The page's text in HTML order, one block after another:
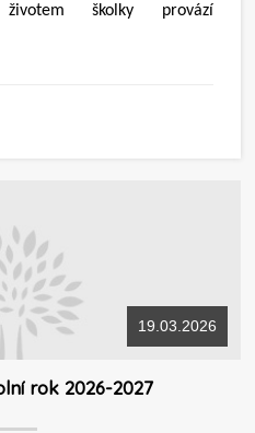
školky provází
19.03.2026
rok 2026-2027